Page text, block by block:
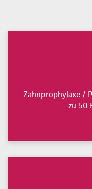
Zahnprophylaxe /
zu 50